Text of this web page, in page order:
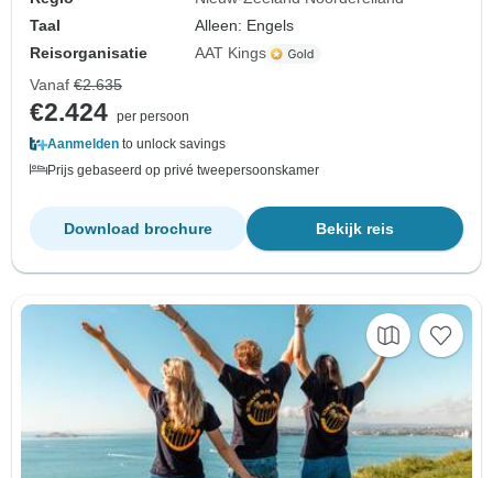
Taal
Alleen: Engels
Reisorganisatie
AAT Kings
Vanaf €2.635
€2.424 per persoon
Aanmelden to unlock savings
Prijs gebaseerd op privé tweepersoonskamer
Bekijk reis
Download brochure